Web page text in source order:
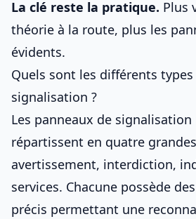
La clé reste la pratique. Plus
théorie à la route, plus les
évidents.
Quels sont les différents
signalisation ?
Les panneaux de signalisation
répartissent en quatre
avertissement, interdiction,
services. Chacune possède
précis permettant une